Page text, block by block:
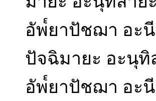
อัพ๎ยาปัชฌา อะ
ปัจฉิมายะ อะนุทิ
อัพ๎ยาปัชฌา อะ